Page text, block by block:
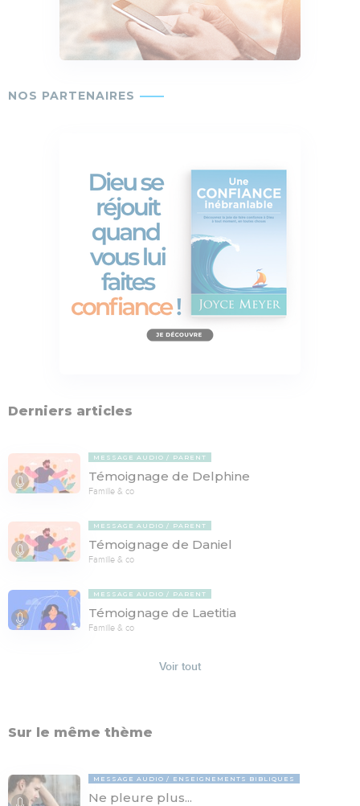
Derniers articles
MESSAGE AUDIO PARENT
Témoignage de Delphine
Famille & co
MESSAGE AUDIO PARENT
Témoignage de Daniel
Famille & co
MESSAGE AUDIO PARENT
Témoignage de Laetitia
Famille & co
Voir tout
Sur le même thème
MESSAGE AUDIO ENSEIGNEMENTS BIBLIQUES
Ne pleure plus...